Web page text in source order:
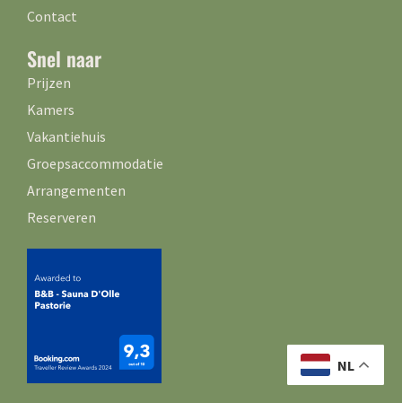
Contact
Snel naar
Prijzen
Kamers
Vakantiehuis
Groepsaccommodatie
Arrangementen
Reserveren
NL